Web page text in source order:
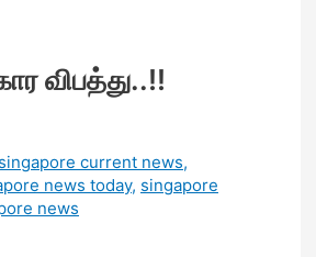
விபத்து..!!
singapore current news,
news today, singapore
news